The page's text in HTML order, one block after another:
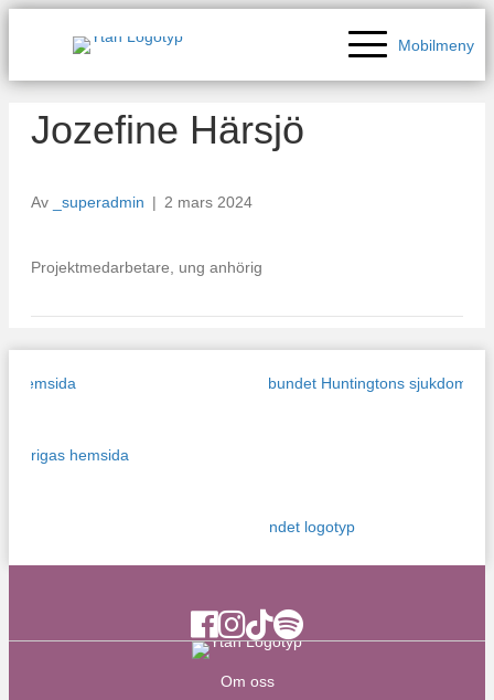
Mobilmeny
Jozefine Härsjö
Av _superadmin | 2 mars 2024
Projektmedarbetare, ung anhörig
Ytan Facebook
Ytan Instagram
Ytan TikTok
Ytan Spotify
Om oss